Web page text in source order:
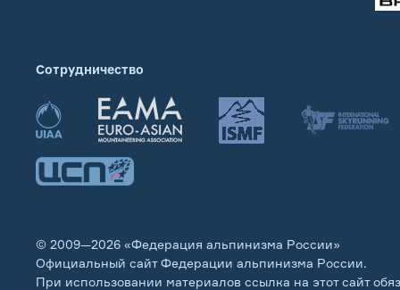
Сотрудничество
© 2009—2026 «Федерация альпинизма России»
Официальный сайт Федерации альпинизма России.
При использовании материалов ссылка на этот сайт